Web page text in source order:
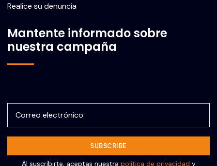
Realice su denuncia
Mantente informado sobre
nuestra campaña
Al suscribirte, aceptas nuestra política de privacidad y